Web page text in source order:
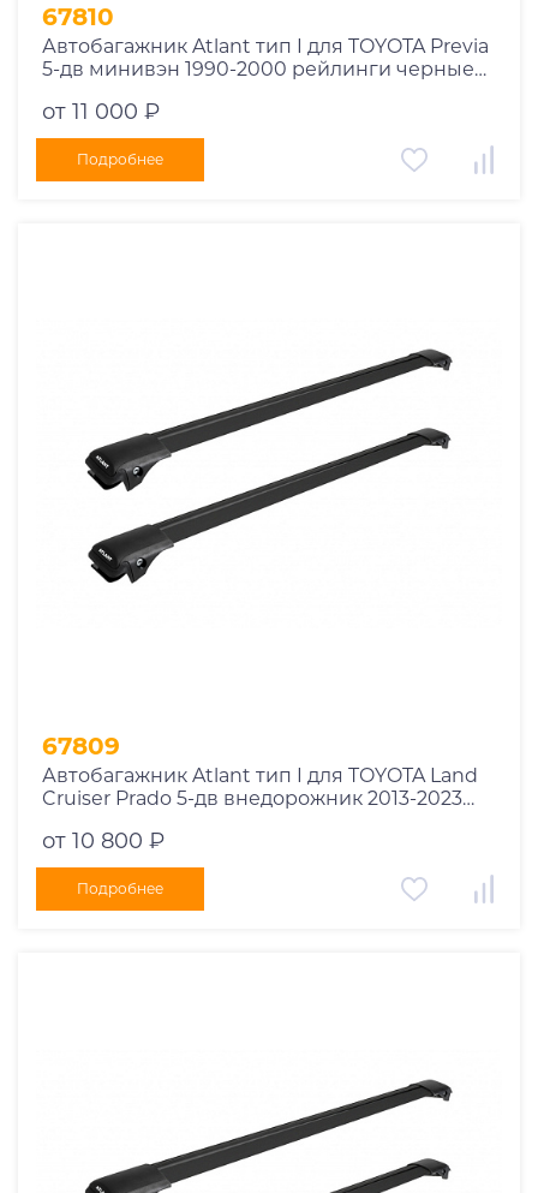
67810
Автобагажник Atlant тип I для TOYOTA Previa
5-дв минивэн 1990-2000 рейлинги черные
от 11 000 ₽
Подробнее
67809
Автобагажник Atlant тип I для TOYOTA Land
Cruiser Prado 5-дв внедорожник 2013-2023
10002+11116+11115
от 10 800 ₽
Подробнее